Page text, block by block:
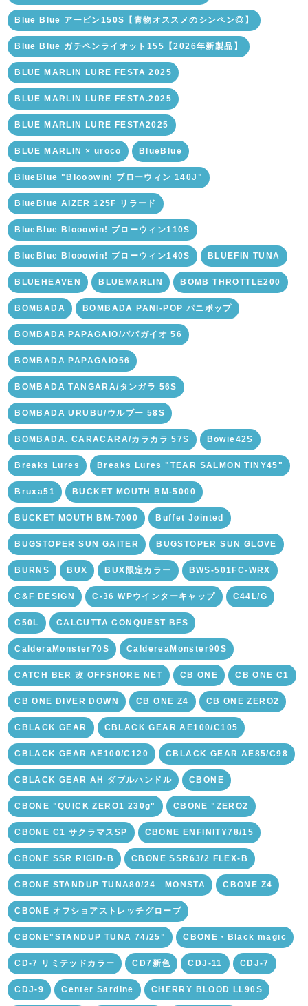
Blue Blue アービン150S【青物オススメのシンペン◎】
Blue Blue ガチペンライオット155【2026年新製品】
BLUE MARLIN LURE FESTA 2025
BLUE MARLIN LURE FESTA.2025
BLUE MARLIN LURE FESTA2025
BLUE MARLIN × uroco BlueBlue
BlueBlue "Blooowin! ブローウィン 140J"
BlueBlue AIZER 125F リラード
BlueBlue Blooowin! ブローウィン110S
BlueBlue Blooowin! ブローウィン140S BLUEFIN TUNA
BLUEHEAVEN BLUEMARLIN BOMB THROTTLE200
BOMBADA BOMBADA PANI-POP パニポップ
BOMBADA PAPAGAIO/パパガイオ 56
BOMBADA PAPAGAIO56
BOMBADA TANGARA/タンガラ 56S
BOMBADA URUBU/ウルブー 58S
BOMBADA. CARACARA/カラカラ 57S Bowie42S
Breaks Lures Breaks Lures "TEAR SALMON TINY45"
Bruxa51 BUCKET MOUTH BM-5000
BUCKET MOUTH BM-7000 Buffet Jointed
BUGSTOPER SUN GAITER BUGSTOPER SUN GLOVE
BURNS BUX BUX限定カラー BWS-501FC-WRX
C&F DESIGN C-36 WPウインターキャップ C44L/G
C50L CALCUTTA CONQUEST BFS
CalderaMonster70S CaldereaMonster90S
CATCH BER 改 OFFSHORE NET CB ONE CB ONE C1
CB ONE DIVER DOWN CB ONE Z4 CB ONE ZERO2
CBLACK GEAR CBLACK GEAR AE100/C105
CBLACK GEAR AE100/C120 CBLACK GEAR AE85/C98
CBLACK GEAR AH ダブルハンドル CBONE
CBONE "QUICK ZERO1 230g" CBONE "ZERO2
CBONE C1 サクラマスSP CBONE ENFINITY78/15
CBONE SSR RIGID-B CBONE SSR63/2 FLEX-B
CBONE STANDUP TUNA80/24 MONSTA CBONE Z4
CBONE オフショアストレッチグローブ
CBONE"STANDUP TUNA 74/25" CBONE・Black magic
CD-7 リミテッドカラー CD7新色 CDJ-11 CDJ-7
CDJ-9 Center Sardine CHERRY BLOOD LL90S